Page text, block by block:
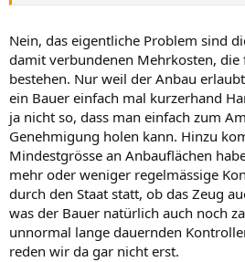
Nein, das eigentliche Problem sind
damit verbundenen Mehrkosten, die
bestehen. Nur weil der Anbau
ein Bauer einfach mal kurzerhand
ja nicht so, dass man einfach zum
Genehmigung holen kann. Hinzu
Mindestgrösse an Anbauflächen
mehr oder weniger regelmässige
durch den Staat statt, ob das Zeug
was der Bauer natürlich auch noch
unnormal lange dauernden
reden wir da gar nicht erst.